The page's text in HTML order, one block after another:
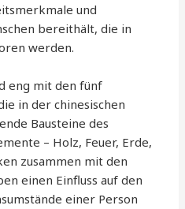
und
bereithält, die in
werden.
eng mit den fünf
in der chinesischen
Bausteine des
– Holz, Feuer, Erde,
zusammen mit den
einen Einfluss auf den
einer Person